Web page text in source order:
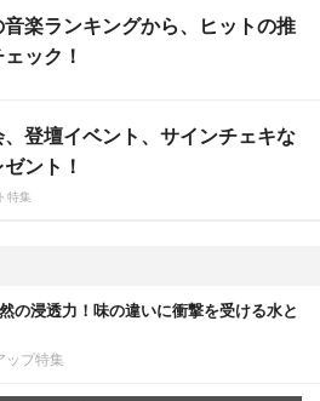
楽ランキングから、ヒットの推
ック！
登壇イベント、サインチェキな
ント！
特集
の浸透力！味の違いに衝撃を受ける水と
ップ特集